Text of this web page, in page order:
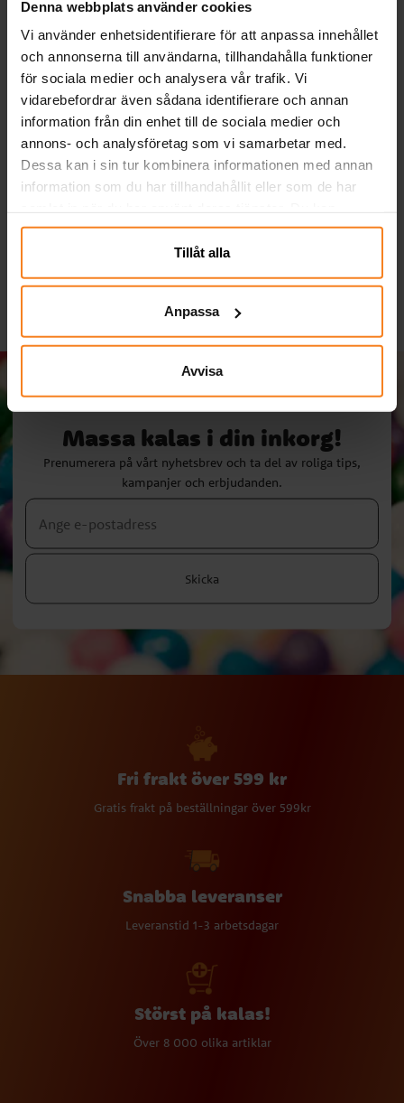
Denna webbplats använder cookies
Vi använder enhetsidentifierare för att anpassa innehållet
och annonserna till användarna, tillhandahålla funktioner
för sociala medier och analysera vår trafik. Vi
vidarebefordrar även sådana identifierare och annan
information från din enhet till de sociala medier och
annons- och analysföretag som vi samarbetar med.
Dessa kan i sin tur kombinera informationen med annan
information som du har tillhandahållit eller som de har
närsomhelst ändra ditt samtycke.
Tillåt alla
Anpassa
Avvisa
Ballonger - Röda 10-
Serpentiner - Ljusblå
Massa kalas i din inkorg!
Prenumerera på vårt nyhetsbrev och ta del av roliga tips,
kampanjer och erbjudanden.
Skicka
Fri frakt över 599 kr
Gratis frakt på beställningar över 599kr
Snabba leveranser
Leveranstid 1-3 arbetsdagar
Störst på kalas!
Över 8 000 olika artiklar